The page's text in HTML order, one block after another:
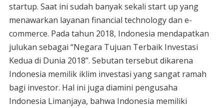
startup. Saat ini sudah banyak sekali start up yang
menawarkan layanan financial technology dan e-
commerce. Pada tahun 2018, Indonesia mendapatkan
julukan sebagai “Negara Tujuan Terbaik Investasi
Kedua di Dunia 2018”. Sebutan tersebut dikarena
Indonesia memilik iklim investasi yang sangat ramah
bagi investor. Hal ini juga diamini pengusaha
Indonesia Limanjaya, bahwa Indonesia memiliki